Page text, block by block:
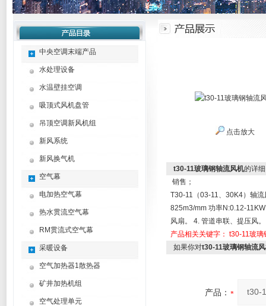
中央空调末端产品
水处理设备
水温壁挂空调
吸顶式风机盘管
吊顶空调新风机组
新风系统
新风换气机
空气幕
电加热空气幕
热水贯流空气幕
RM贯流式空气幕
采暖设备
空气加热器1散热器
矿井加热机组
空气处理单元
点击放大
t30-11玻璃钢轴流风机的详
销售；
T30-11（03-11、 30K4）轴
825m3/mm 功率N:0.12-
风扇。
4. 管道串联、提压风。
产品相关关键字： t30-11玻璃
如果你对t30-11玻璃钢轴流
产品：